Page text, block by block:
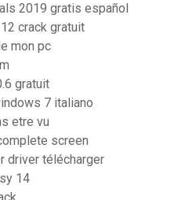
2019 gratis español
crack gratuit
mon pc
gratuit
7 italiano
etre vu
screen
driver télécharger
14